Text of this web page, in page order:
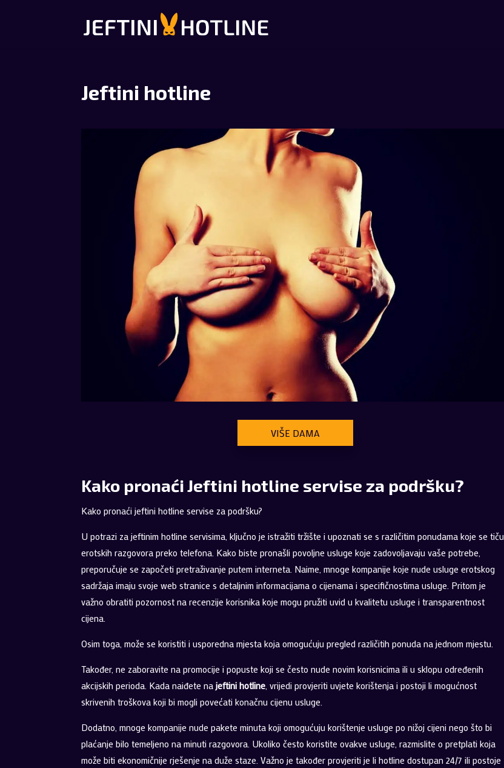
Jeftini hotline
VIŠE DAMA
Kako pronaći Jeftini hotline servise za podršku?
Kako pronaći jeftini hotline servise za podršku?
U potrazi za jeftinim hotline servisima, ključno je istražiti tržište i upoznati se s različitim ponudama koje se tiču
erotskih razgovora preko telefona. Kako biste pronašli povoljne usluge koje zadovoljavaju vaše potrebe,
preporučuje se započeti pretraživanje putem interneta. Naime, mnoge kompanije koje nude usluge erotskog
sadržaja imaju svoje web stranice s detaljnim informacijama o cijenama i specifičnostima usluge. Pritom je
važno obratiti pozornost na recenzije korisnika koje mogu pružiti uvid u kvalitetu usluge i transparentnost
cijena.
Osim toga, može se koristiti i usporedna mjesta koja omogućuju pregled različitih ponuda na jednom mjestu.
Također, ne zaboravite na promocije i popuste koji se često nude novim korisnicima ili u sklopu određenih
akcijskih perioda. Kada naiđete najeftini hotline , vrijedi provjeriti uvjete korištenja i postoji li mogućnost
skrivenih troškova koji bi mogli povećati konačnu cijenu usluge.
Dodatno, mnoge kompanije nude pakete minuta koji omogućuju korištenje usluge po nižoj cijeni nego što bi
plaćanje bilo temeljeno na minuti razgovora. Ukoliko često koristite ovakve usluge, razmislite o pretplati koja
može biti ekonomičnije rješenje na duže staze. Važno je također provjeriti je li hotline dostupan 24/7 ili postoje